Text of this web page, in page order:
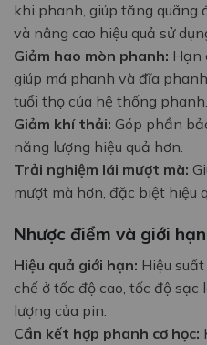
khi phanh, giúp tăng quãng
và nâng cao hiệu quả sử
Giảm hao mòn phanh: Hạn
giúp má phanh và đĩa
tuổi thọ của hệ thống phanh.
Giảm khí thải: Góp phần
năng lượng hiệu quả hơn.
Trải nghiệm lái mượt mà:
mượt mà hơn, đặc biệt hiệu
Nhược điểm và giới hạn
Hiệu quả giới hạn: Hiệu
chế ở tốc độ cao, tốc độ
lượng của pin.
Cần kết hợp phanh cơ học: